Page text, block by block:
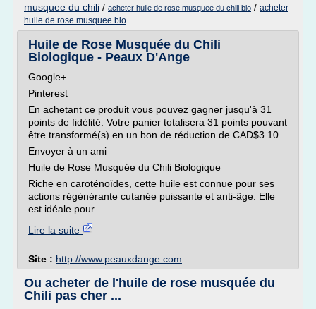
musquee du chili / acheter huile de rose musquee du chili bio / acheter
huile de rose musquee bio
Huile de Rose Musquée du Chili
Biologique - Peaux D'Ange
Google+
Pinterest
En achetant ce produit vous pouvez gagner jusqu'à 31
points de fidélité. Votre panier totalisera 31 points pouvant
être transformé(s) en un bon de réduction de CAD$3.10.
Envoyer à un ami
Huile de Rose Musquée du Chili Biologique
Riche en caroténoïdes, cette huile est connue pour ses
actions régénérante cutanée puissante et anti-âge. Elle
est idéale pour...
Lire la suite
Site : http://www.peauxdange.com
Ou acheter de l'huile de rose musquée du
Chili pas cher ...